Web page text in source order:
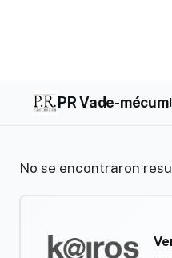
PR Vade-mécum
No se encontraron